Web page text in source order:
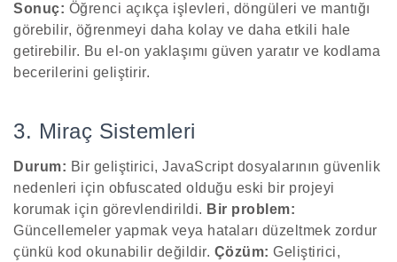
Sonuç: Öğrenci açıkça işlevleri, döngüleri ve mantığı
görebilir, öğrenmeyi daha kolay ve daha etkili hale
getirebilir. Bu el-on yaklaşımı güven yaratır ve kodlama
becerilerini geliştirir.
3. Miraç Sistemleri
Durum: Bir geliştirici, JavaScript dosyalarının güvenlik
nedenleri için obfuscated olduğu eski bir projeyi
korumak için görevlendirildi. Bir problem:
Güncellemeler yapmak veya hataları düzeltmek zordur
çünkü kod okunabilir değildir. Çözüm: Geliştirici,